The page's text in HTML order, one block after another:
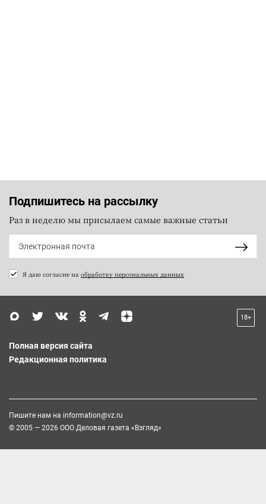
Подпишитесь на рассылку
Раз в неделю мы присылаем самые важные статьи
Я даю согласие на обработку персональных данных
18+
Полная версия сайта
Редакционная политика
Пишите нам на information@vz.ru
© 2005 — 2026 ООО Деловая газета «Взгляд»